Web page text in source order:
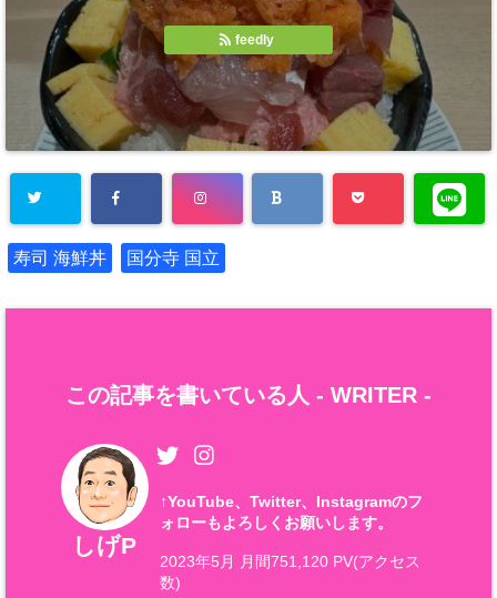
feedly
寿司 海鮮丼 国分寺 国立
この記事を書いている人 - WRITER -
しげP
↑YouTube、Twitter、Instagramのフ
ォローもよろしくお願いします。
2023年5月 月間751,120 PV(アクセス
数)